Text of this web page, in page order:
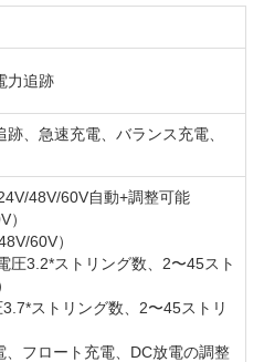
力追跡
、急速充電、バランス充電、
48V/60V自動+調整可能
）
60V）
圧3.2*ストリング数、2〜45スト
ストリング数、2〜45ストリ
、フロート充電、DC放電の調整